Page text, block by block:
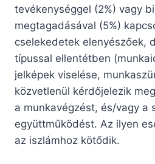
tevékenységgel (2%) vagy
megtagadásával (5%)
cselekedetek elenyészőek,
típussal ellentétben
jelképek viselése,
közvetlenül kérdőjelezik
a munkavégzést, és/vagy a
együttműködést. Az ilyen
az iszlámhoz kötődik.